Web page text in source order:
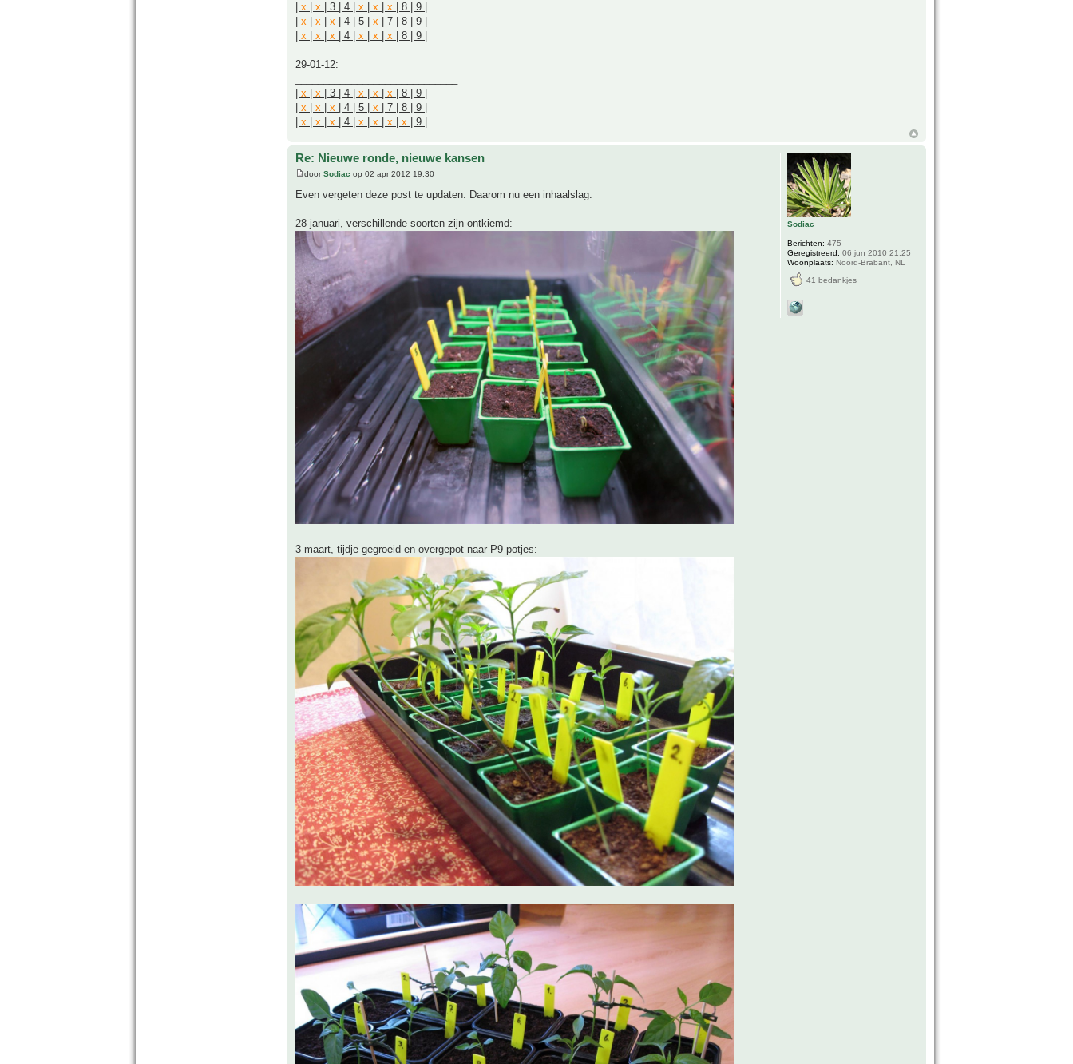
x x | 3 | 4 | x x x | 8 | 9 |
x x x | 4 | 5 | x | 7 | 8 | 9 |
x x x | 4 | x x x | 8 | 9 |
29-01-12:
x x | 3 | 4 | x x x | 8 | 9 |
x x x | 4 | 5 | x | 7 | 8 | 9 |
x x x | 4 | x x x x | 9 |
Re: Nieuwe ronde, nieuwe kansen
doorSodiac op 02 apr 2012 19:30
Even vergeten deze post te updaten. Daarom nu een inhaalslag:
28 januari, verschillende soorten zijn ontkiemd:
3 maart, tijdje gegroeid en overgepot naar P9 potjes:
Sodiac
Berichten: 475
Geregistreerd: 06 jun 2010 21:25
Woonplaats: Noord-Brabant, NL
41 bedankjes